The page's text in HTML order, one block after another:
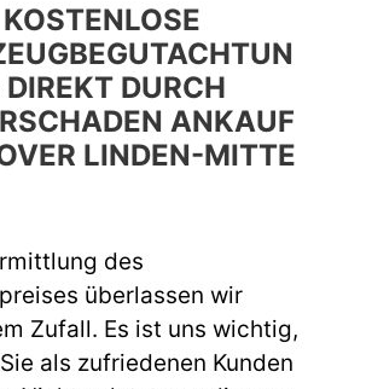
KOSTENLOSE
DIREKT DURCH
ANKAUF
LINDEN-MITTE
des
überlassen wir
Zufall. Es ist uns wichtig,
als zufriedenen Kunden